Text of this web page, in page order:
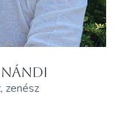
NÁNDI
zenész